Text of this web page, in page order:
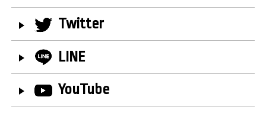
Twitter
LINE
YouTube